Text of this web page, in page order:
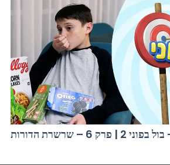
פרק 6 – שרשרת הדורות